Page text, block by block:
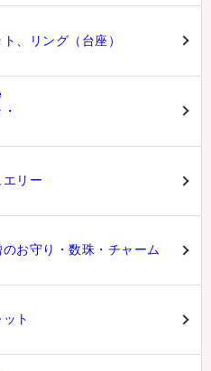
、リング（台座）
リー
お守り・数珠・チャーム
ト